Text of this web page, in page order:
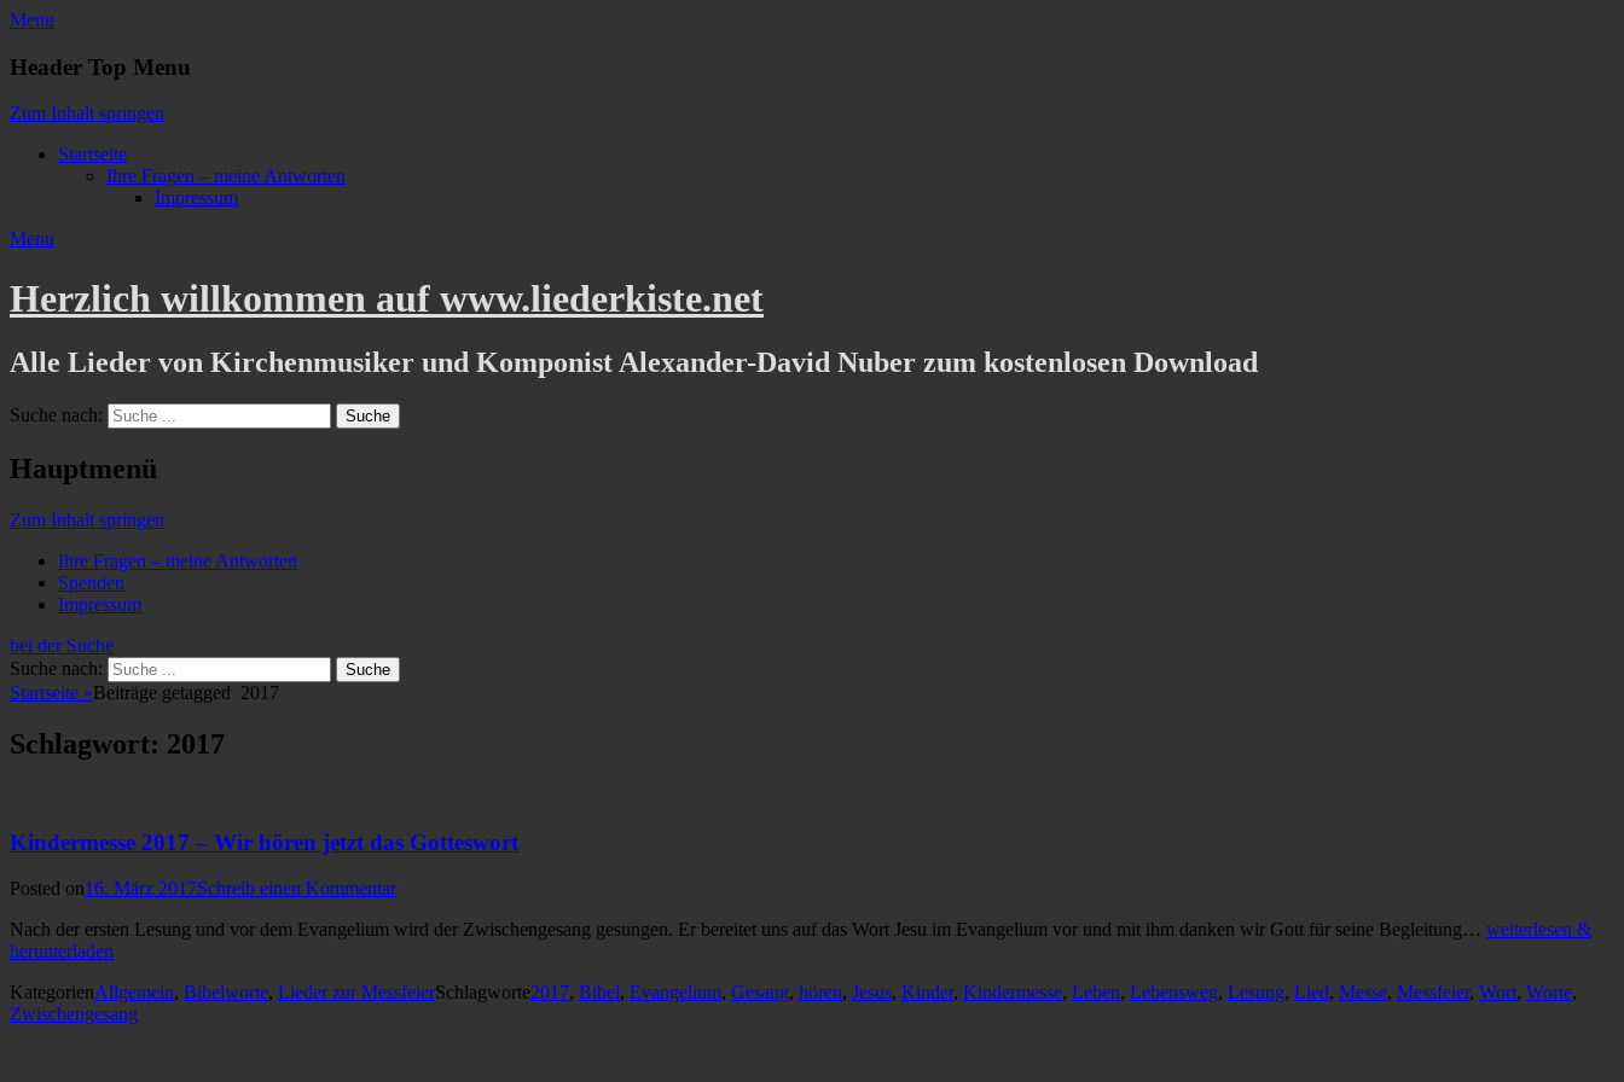
Menu
Header Top Menu
Zum Inhalt springen
Startseite
Ihre Fragen – meine Antworten
Impressum
Menu
Herzlich willkommen auf www.liederkiste.net
Alle Lieder von Kirchenmusiker und Komponist Alexander-David Nuber zum kostenlosen Download
Suche nach:
Hauptmenü
Zum Inhalt springen
Ihre Fragen – meine Antworten
Spenden
Impressum
bei der Suche
Suche nach:
Startseite »Beiträge getagged 2017
Schlagwort: 2017
Kindermesse 2017 – Wir hören jetzt das Gotteswort
Posted on16. März 2017Schreib einen Kommentar
Nach der ersten Lesung und vor dem Evangelium wird der Zwischengesang gesungen. Er bereitet uns auf das Wort Jesu im Evangelium vor und mit ihm danken wir Gott für seine Begleitung… weiterlesen &
herunterladen
KategorienAllgemein, Bibelworte, Lieder zur MessfeierSchlagworte2017, Bibel, Evangelium, Gesang, hören, Jesus, Kinder, Kindermesse, Leben, Lebensweg, Lesung, Lied, Messe, Messfeier, Wort, Worte,
Zwischengesang